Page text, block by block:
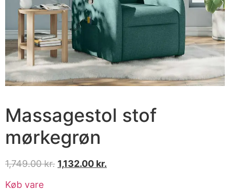
Massagestol stof
mørkegrøn
1,749.00kr. 1,132.00 kr.
Køb vare